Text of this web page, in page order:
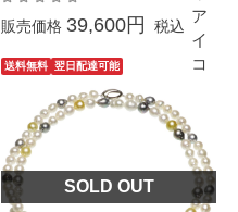
ルバー SV 結婚式 冠婚葬祭
葬儀 フォーマル パーティー
カジュアル 普段使い 大粒 大
販売価格 39,600円 税込
送料無料 翌日配達可能
SOLD OUT